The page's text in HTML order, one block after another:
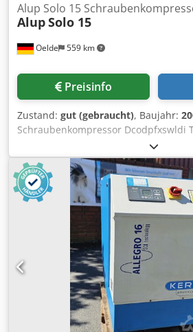
Oelde 559 km
Alup Solo 15
AlupSolo 15
Preisinfo
Zustand: gut (gebraucht), Baujahr:
Schraubenkompressor Dcodpfxswldi
Vollautomatische, intern komplett
verdrahtete Kompaktanlage,
verdichtend, luftgekühlt,
drehzahlgeregelt. Enddruck: 13,00bar
15,00kW Liefermenge: 0.39 - 2,18m³/